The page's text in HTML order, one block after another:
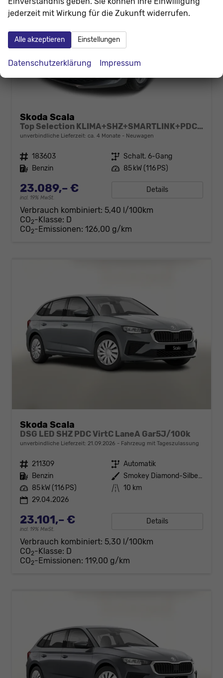
Skoda Scala
Top Selection KLIMA+SHZ+SMARTLINK+PDC+LED+16" ALU
unverbindliche Lieferzeit: ca. 4 Monate Neuwagen
Fahrzeugnr. 183603 Getriebe Schalt. 6-Gang
Kraftstoff Benzin Leistung 85 kW (116 PS)
23.089,– €
incl. 19% MwSt.
Details
Verbrauch kombiniert: 5,40 l/100km
CO2-Klasse: D
CO2-Emissionen: 126,00 g/km
Skoda Scala
DSG LED SHZ PDC VirtC LaneA Gar5J/100k
unverbindliche Lieferzeit: 21.09.2026 Fahrzeug mit Tageszulassung
Fahrzeugnr. 211309 Getriebe Automatik
Kraftstoff Benzin Außenfarbe
Smokey Diamond-Silber Metallic
Leistung 85 kW (116 PS) Kilometerstand 10 km
29.04.2026
23.101,– €
incl. 19% MwSt.
Details
Verbrauch kombiniert: 5,30 l/100km
CO2-Klasse: D
CO2-Emissionen: 119,00 g/km
jederzeit mit Wirkung für die Zukunft widerrufen.
Alle akzeptieren Einstellungen
Datenschutzerklärung Impressum